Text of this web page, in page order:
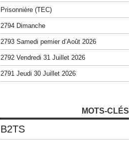
Prisonnière (TEC)
2794 Dimanche
2793 Samedi pemier d’Août 2026
2792 Vendredi 31 Juillet 2026
2791 Jeudi 30 Juillet 2026
MOTS-CLÉS
B2TS